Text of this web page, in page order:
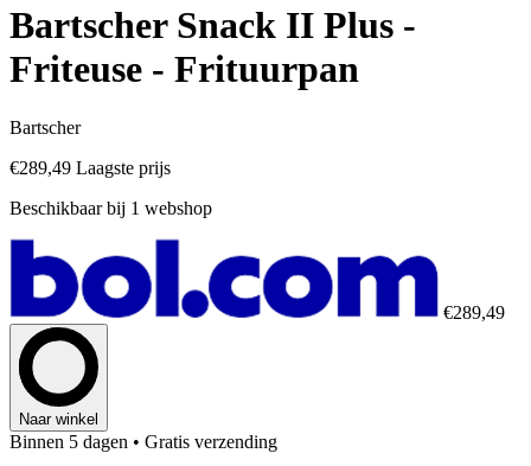
Bartscher Snack II Plus -
Friteuse - Frituurpan
Bartscher
€289,49 Laagste prijs
Beschikbaar bij 1 webshop
€289,49
Naar winkel
Binnen 5 dagen • Gratis verzending